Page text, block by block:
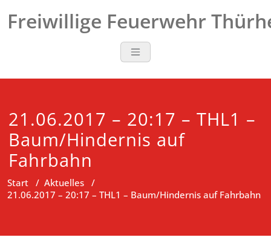
Inhalt
Freiwillige Feuerwehr
21.06.2017 – 20:17 – THL1 –
Baum/Hindernis auf
Fahrbahn
Start / Aktuelles /
21.06.2017 – 20:17 – THL1 – Baum/Hindernis auf Fahrbahn